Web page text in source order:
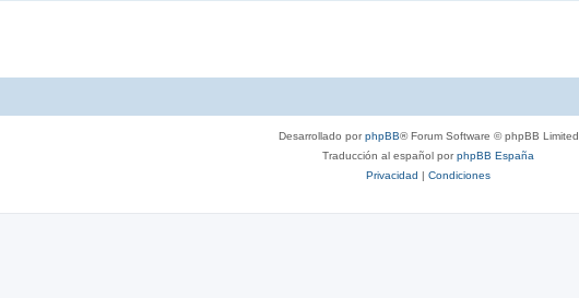
Desarrollado porphpBB® Forum Software © phpBB Limited
Traducción al español porphpBB España
Privacidad | Condiciones